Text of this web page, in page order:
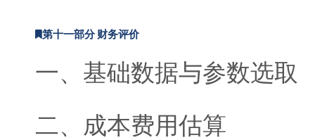
第十一部分 财务评价
一、基础数据与参数选取
二、成本费用估算